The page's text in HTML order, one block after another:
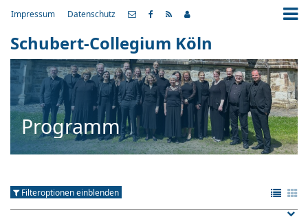
Impressum Datenschutz
Schubert-Collegium Köln
Programm
Filteroptionen einblenden